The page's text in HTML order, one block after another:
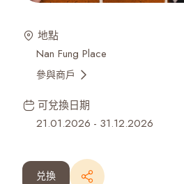
地點
Nan Fung Place
參與商戶
可兌換日期
21.01.2026 - 31.12.2026
兑換